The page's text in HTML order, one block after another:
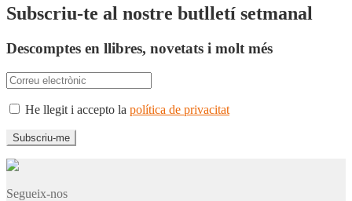
Subscriu-te al nostre butlletí setmanal
Descomptes en llibres, novetats i molt més
He llegit i accepto la política de privacitat
Segueix-nos